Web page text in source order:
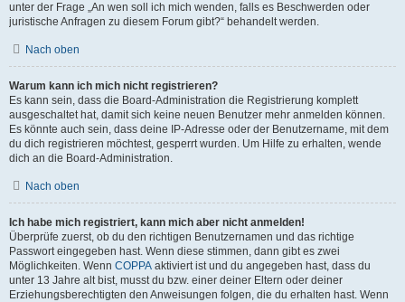
unter der Frage „An wen soll ich mich wenden, falls es Beschwerden oder
juristische Anfragen zu diesem Forum gibt?“ behandelt werden.
Nach oben
Warum kann ich mich nicht registrieren?
Es kann sein, dass die Board-Administration die Registrierung komplett
ausgeschaltet hat, damit sich keine neuen Benutzer mehr anmelden können.
Es könnte auch sein, dass deine IP-Adresse oder der Benutzername, mit dem
du dich registrieren möchtest, gesperrt wurden. Um Hilfe zu erhalten, wende
dich an die Board-Administration.
Nach oben
Ich habe mich registriert, kann mich aber nicht anmelden!
Überprüfe zuerst, ob du den richtigen Benutzernamen und das richtige
Passwort eingegeben hast. Wenn diese stimmen, dann gibt es zwei
Möglichkeiten. Wenn COPPA aktiviert ist und du angegeben hast, dass du
unter 13 Jahre alt bist, musst du bzw. einer deiner Eltern oder deiner
Erziehungsberechtigten den Anweisungen folgen, die du erhalten hast. Wenn